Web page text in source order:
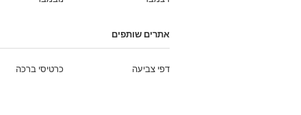
אתרים שותפים
כרטיסי ברכה דפי צביעה